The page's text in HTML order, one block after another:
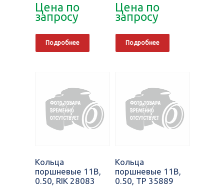
Цена по
запросу
Подробнее
Цена по
запросу
Подробнее
Кольца
поршневые 11B,
0.50, RIK 28083
Кольца
поршневые 11B,
0.50, TP 35889